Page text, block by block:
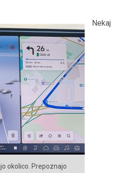
okolico. Prepoznajo
Nekaj